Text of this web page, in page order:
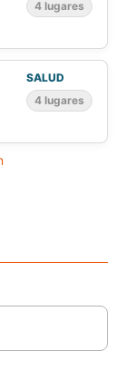
4 lugares
SALUD
4 lugares